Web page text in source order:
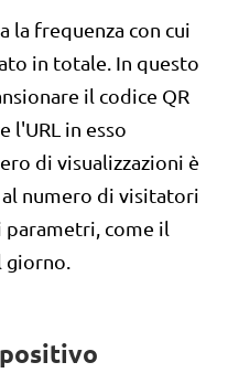
la frequenza con cui
in totale. In questo
il codice QR
l'URL in esso
di visualizzazioni è
numero di visitatori
parametri, come il
giorno.